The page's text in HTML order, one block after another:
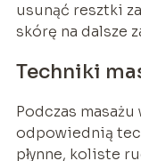
usunąć resztki
skórę na dalsze
Techniki
Podczas
odpowiednią
płynne, koliste